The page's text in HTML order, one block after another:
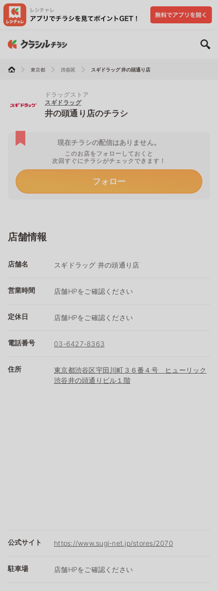
東京都 渋谷区 スギドラッグ 井の頭通り店
ドラッグストア
スギドラッグ
井の頭通り店のチラシ
現在チラシの配信はありません。
このお店をフォローしておくと
次回すぐにチラシがチェックできます！
フォロー
店舗情報
店舗名 スギドラッグ 井の頭通り店
営業時間 店舗HPをご確認ください
定休日 店舗HPをご確認ください
電話番号 03-6427-8363
住所
東京都渋谷区宇田川町３６番４号 ヒューリック
渋谷井の頭通りビル１階
公式サイト https://www.sugi-net.jp/stores/2070
駐車場 店舗HPをご確認ください